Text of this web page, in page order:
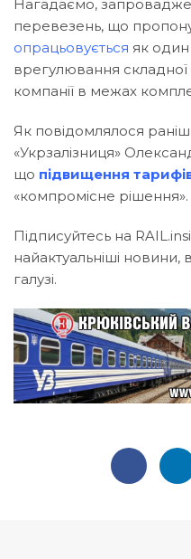
Нагадаємо,
перевезень, що
опрацьовується як один
врегулювання складної
компанії в межах
Як повідомлялося
«Укрзалізниця»
що підвищення
«компромісне рішення».
Підписуйтесь на
найактуальніші новини,
галузі.